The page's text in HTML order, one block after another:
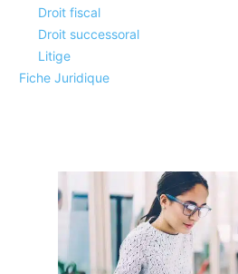
Droit fiscal
Droit successoral
Litige
Fiche Juridique